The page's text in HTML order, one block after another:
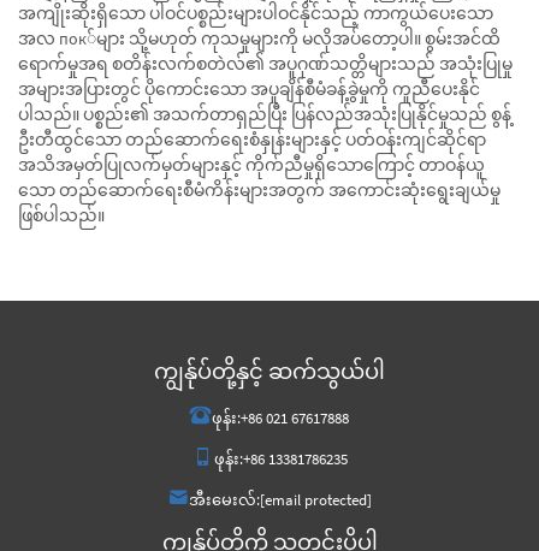
အကျိုးဆိုးရှိသော ပါဝင်ပစ္စည်းများပါဝင်နိုင်သည့် ကာကွယ်ပေးသော
အလ пок်များ သို့မဟုတ် ကုသမှုများကို မလိုအပ်တော့ပါ။ စွမ်းအင်ထိ
ရောက်မှုအရ စတိန်းလက်စတဲလ်၏ အပူဂုဏ်သတ္တိများသည် အသုံးပြုမှု
အများအပြားတွင် ပိုကောင်းသော အပူချိန်စီမံခန့်ခွဲမှုကို ကူညီပေးနိုင်
ပါသည်။ ပစ္စည်း၏ အသက်တာရှည်ပြီး ပြန်လည်အသုံးပြုနိုင်မှုသည် စွန့်
ဦးတီထွင်သော တည်ဆောက်ရေးစံနှုန်းများနှင့် ပတ်ဝန်းကျင်ဆိုင်ရာ
အသိအမှတ်ပြုလက်မှတ်များနှင့် ကိုက်ညီမှုရှိသောကြောင့် တာဝန်ယူ
သော တည်ဆောက်ရေးစီမံကိန်းများအတွက် အကောင်းဆုံးရွေးချယ်မှု
ဖြစ်ပါသည်။
ကျွန်ုပ်တို့နှင့် ဆက်သွယ်ပါ
ဖုန်း:+86 021 67617888
ဖုန်း:+86 13381786235
အီးမေးလ်:[email protected]
ကျွန်ုပ်တို့ကို သတင်းပို့ပါ